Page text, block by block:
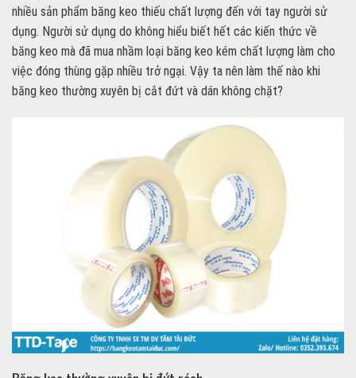
nhiều sản phẩm băng keo thiếu chất lượng đến với tay người sử
dụng. Người sử dụng do không hiểu biết hết các kiến thức về
băng keo mà đã mua nhầm loại băng keo kém chất lượng làm cho
việc đóng thùng gặp nhiều trở ngại. Vậy ta nên làm thế nào khi
băng keo thường xuyên bị cắt đứt và dán không chặt?